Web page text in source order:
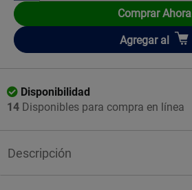
Comprar Ahora
Añadir
Agregar al
Disponibilidad
14 Disponibles para compra en línea
Descripción